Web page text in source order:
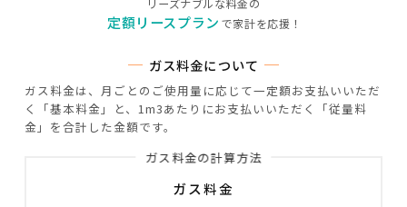
定額リースプラン で家計を応援！
ガス料金について
ガス料金は、月ごとのご使用量に応じて一定額お支払いいただ
く「基本料金」と、 1m3あたりにお支払いいただく「従量料
金」を合計した金額です。
ガス料金の計算方法
ガス料金